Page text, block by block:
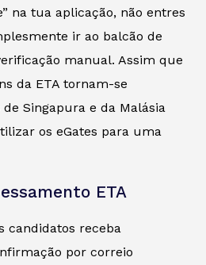
na tua aplicação, não entres
ir ao balcão de
manual. Assim que
da ETA tornam-se
Singapura e da Malásia
os eGates para uma
ETA
candidatos receba
por correio